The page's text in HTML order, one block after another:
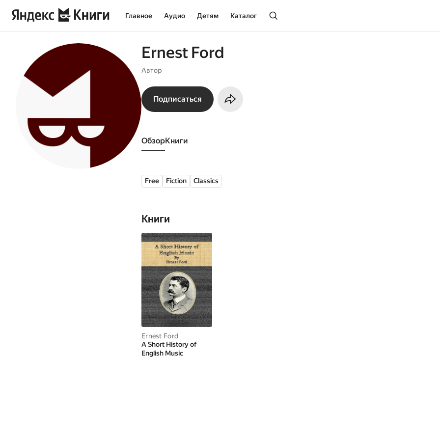
Главное Аудио Детям Каталог
Ernest Ford
Автор
Подписаться
Обзор книги
Free Fiction Classics
Книги
Ernest Ford
A Short History of
English Music